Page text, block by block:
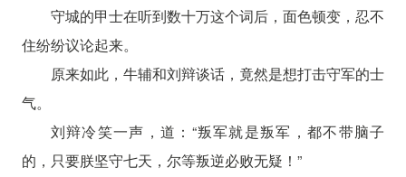
守城的甲士在听到数十万这个词后，面色顿变，忍不
住纷纷议论起来。
原来如此，牛辅和刘辩谈话，竟然是想打击守军的士
气。
刘辩冷笑一声，道：“叛军就是叛军，都不带脑子
的，只要朕坚守七天，尔等叛逆必败无疑！”